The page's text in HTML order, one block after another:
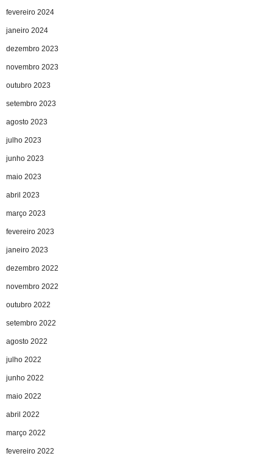
fevereiro 2024
janeiro 2024
dezembro 2023
novembro 2023
outubro 2023
setembro 2023
agosto 2023
julho 2023
junho 2023
maio 2023
abril 2023
março 2023
fevereiro 2023
janeiro 2023
dezembro 2022
novembro 2022
outubro 2022
setembro 2022
agosto 2022
julho 2022
junho 2022
maio 2022
abril 2022
março 2022
fevereiro 2022